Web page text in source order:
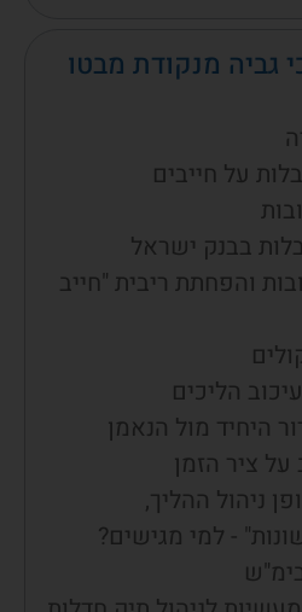
גביה מנקודת מבטו
על חייבים
בבנק ישראל
והפחתת ריבית "חייב
הליכים
היחיד מול הנאמן
על ציר הזמן
ניהול ההליך,
- למי מגישים?